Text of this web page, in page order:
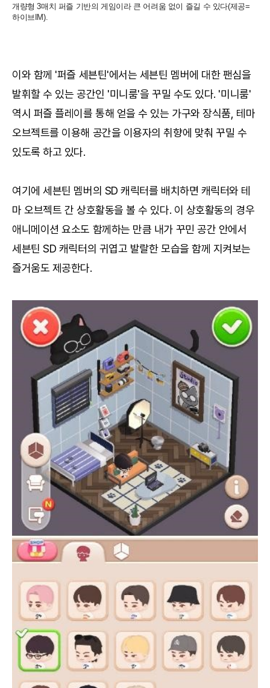
개량형 3매치 퍼즐 기반의 게임이라 큰 어려움 없이 즐길 수 있다(제공=
하이브IM).
이와 함께 '퍼즐 세븐틴'에서는 세븐틴 멤버에 대한 팬심을
발휘할 수 있는 공간인 '미니룸'을 꾸밀 수도 있다. '미니룸'
역시 퍼즐 플레이를 통해 얻을 수 있는 가구와 장식품, 테마
오브젝트를 이용해 공간을 이용자의 취향에 맞춰 꾸밀 수
있도록 하고 있다.
여기에 세븐틴 멤버의 SD 캐릭터를 배치하면 캐릭터와 테
마 오브젝트 간 상호활동을 볼 수 있다. 이 상호활동의 경우
애니메이션 요소도 함께하는 만큼 내가 꾸민 공간 안에서
세븐틴 SD 캐릭터의 귀엽고 발랄한 모습을 함께 지켜보는
즐거움도 제공한다.